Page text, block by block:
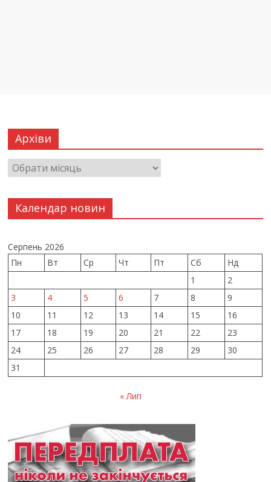
Архіви
Календар новин
Серпень 2026
Пн
Вт Ср Чт Пт Сб
Нд
1
2
3
4 5 6 7 8
9
10
11 12 13 14 15
16
17
18 19 20 21 22
23
24
25 26 27 28 29
30
31
« Лип